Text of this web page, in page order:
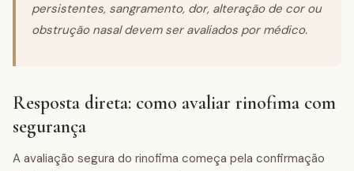
persistentes, sangramento, dor, alteração de cor ou
obstrução nasal devem ser avaliados por médico.
Resposta direta: como avaliar rinofima com
segurança
A avaliação segura do rinofima começa pela confirmação